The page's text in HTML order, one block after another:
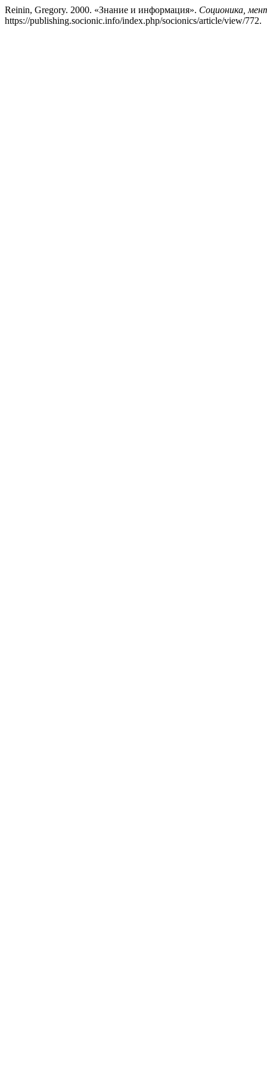
Reinin, Gregory. 2000. «Знание и информация». Соционика,
https://publishing.socionic.info/index.php/socionics/article/view/772.